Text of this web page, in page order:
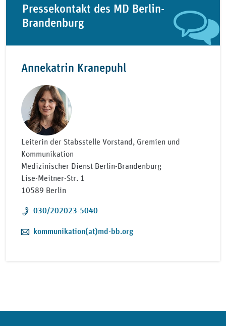
Pressekontakt des MD Berlin-
Brandenburg
Annekatrin Kranepuhl
Leiterin der Stabsstelle Vorstand, Gremien und
Kommunikation
Medizinischer Dienst Berlin-Brandenburg
Lise-Meitner-Str. 1
10589 Berlin
Telefon:
030/202023-5040
E-Mail:
kommunikation(at)md-bb.org